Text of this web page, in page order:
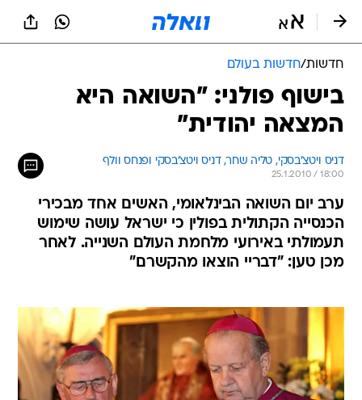
חדשות/חדשות בעולם
בישוף פולני: "השואה היא
המצאה יהודית"
דניס ויטצ'בסקי, טליה שחר, דניס ויטצ'בסקי ופנחס וולף
25.1.2010 / 18:00
ערב יום השואה הבינלאומי, האשים אחד מבכירי
הכנסייה הקתולית בפולין כי ישראל עושה שימוש
תעמולתי באירועי מלחמת העולם השנייה. לאחר
מכן טען: "דבריי הוצאו מהקשרם"